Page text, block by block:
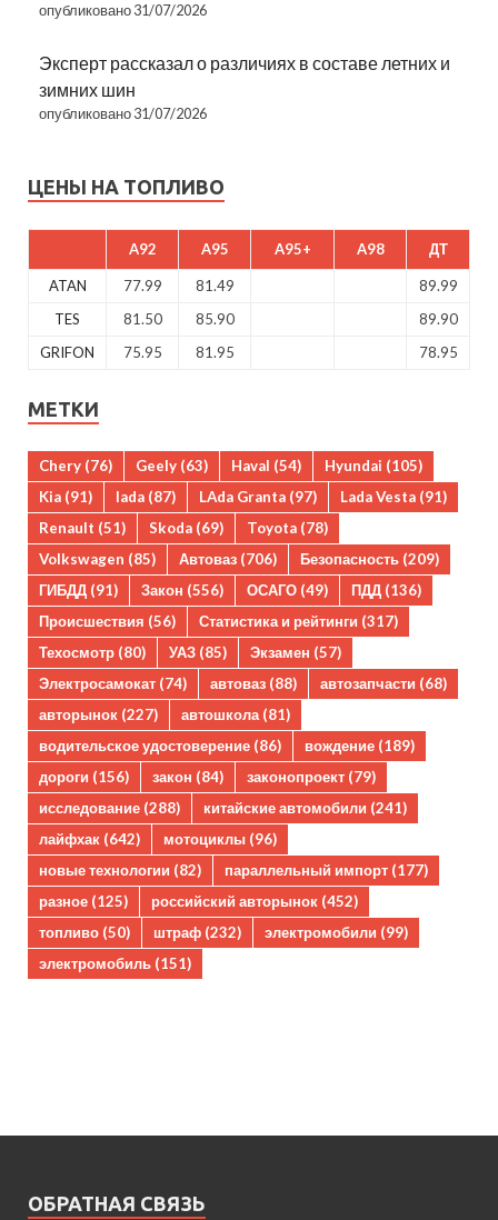
опубликовано 31/07/2026
Эксперт рассказал о различиях в составе летних и
зимних шин
опубликовано 31/07/2026
ЦЕНЫ НА ТОПЛИВО
A92 A95 A95+ A98 ДТ
ATAN 77.99 81.49
89.99
TES
81.50 85.90
89.90
GRIFON
75.95 81.95 78.95
МЕТКИ
Chery (76) Geely (63) Haval (54) Hyundai (105)
Kia (91) lada (87) LAda Granta (97) Lada Vesta (91)
Renault (51) Skoda (69) Toyota (78)
Volkswagen (85) Автоваз (706) Безопасность (209)
ГИБДД (91) Закон (556) ОСАГО (49) ПДД (136)
Происшествия (56) Статистика и рейтинги (317)
Техосмотр (80) УАЗ (85) Экзамен (57)
Электросамокат (74) автоваз (88) автозапчасти (68)
авторынок (227) автошкола(81)
водительское удостоверение (86) вождение (189)
дороги (156) закон (84) законопроект (79)
исследование (288) китайские автомобили (241)
лайфхак (642) мотоциклы (96)
новые технологии (82) параллельный импорт (177)
разное (125) российский авторынок (452)
топливо (50) штраф (232) электромобили (99)
электромобиль (151)
ОБРАТНАЯ СВЯЗЬ